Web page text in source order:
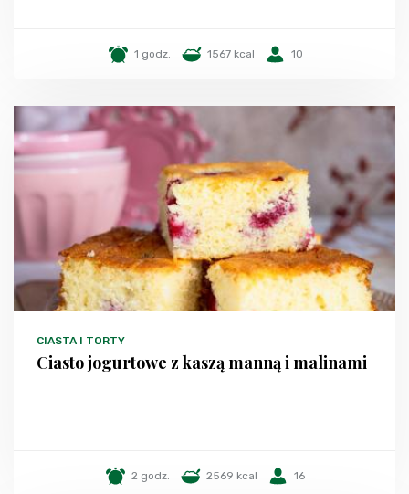
1 godz. 1567 kcal 10
CIASTA I TORTY
Ciasto jogurtowe z kaszą manną i malinami
2 godz. 2569 kcal 16